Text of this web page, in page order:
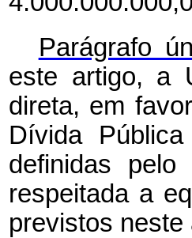
Parágrafo
este artigo, a
direta, em
Dívida
definidas
respeitada a
previstos neste